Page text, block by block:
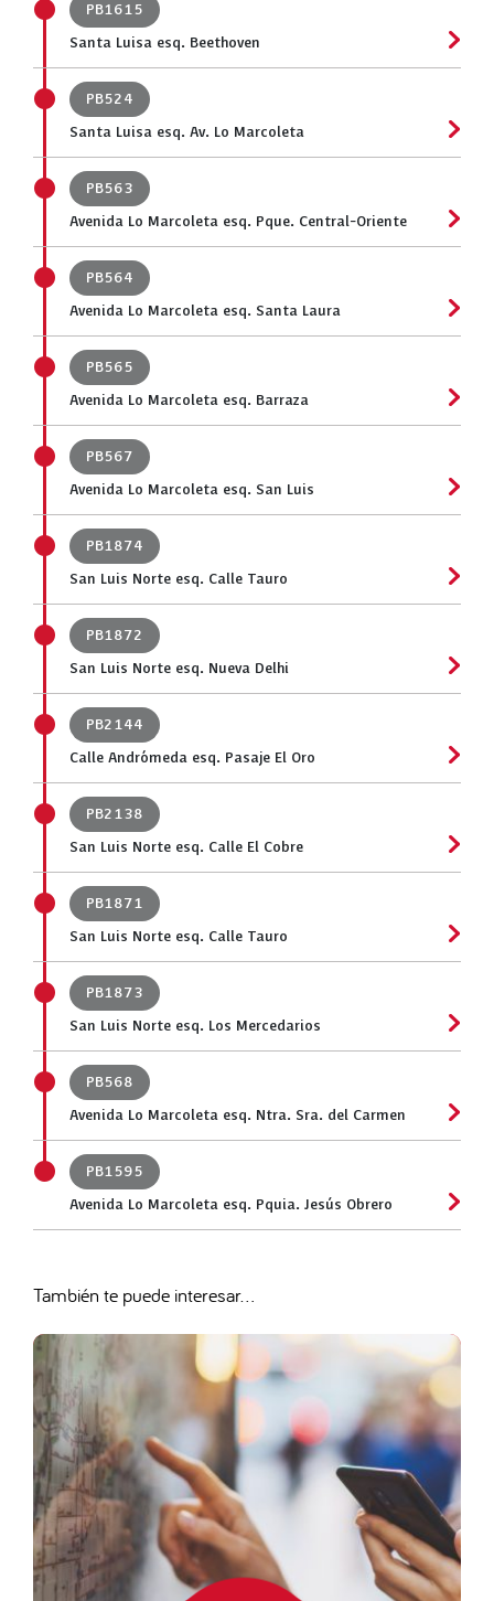
PB1615
Santa Luisa esq. Beethoven
PB524
Santa Luisa esq. Av. Lo Marcoleta
PB563
Avenida Lo Marcoleta esq. Pque. Central-Oriente
PB564
Avenida Lo Marcoleta esq. Santa Laura
PB565
Avenida Lo Marcoleta esq. Barraza
PB567
Avenida Lo Marcoleta esq. San Luis
PB1874
San Luis Norte esq. Calle Tauro
PB1872
San Luis Norte esq. Nueva Delhi
PB2144
Calle Andrómeda esq. Pasaje El Oro
PB2138
San Luis Norte esq. Calle El Cobre
PB1871
San Luis Norte esq. Calle Tauro
PB1873
San Luis Norte esq. Los Mercedarios
PB568
Avenida Lo Marcoleta esq. Ntra. Sra. del Carmen
PB1595
Avenida Lo Marcoleta esq. Pquia. Jesús Obrero
También te puede interesar...